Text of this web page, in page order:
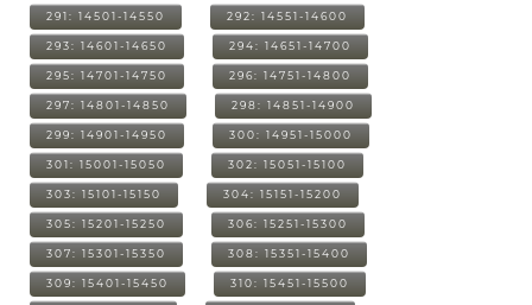
291: 14501-14550 292: 14551-14600
293: 14601-14650 294: 14651-14700
295: 14701-14750 296: 14751-14800
297: 14801-14850 298: 14851-14900
299: 14901-14950 300: 14951-15000
301: 15001-15050 302: 15051-15100
303: 15101-15150 304: 15151-15200
305: 15201-15250 306: 15251-15300
307: 15301-15350 308: 15351-15400
309: 15401-15450 310: 15451-15500